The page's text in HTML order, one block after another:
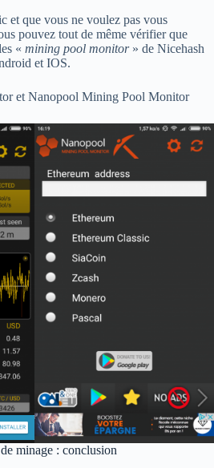
et que vous ne voulez pas vous
pouvez tout de même vérifier que
« mining pool monitor» de Nicehash
et IOS.
et Nanopool Mining Pool Monitor
minage : conclusion